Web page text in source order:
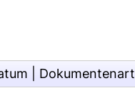
Dokumentenart